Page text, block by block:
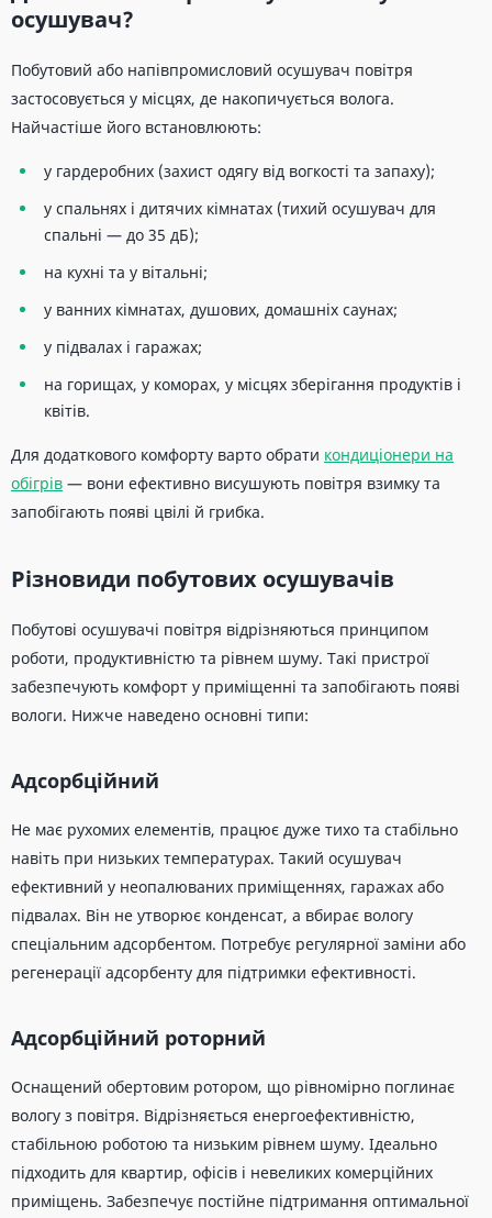
осушувач?
Побутовий або напівпромисловий осушувач повітря
застосовується у місцях, де накопичується волога.
Найчастіше його встановлюють:
у гардеробних (захист одягу від вогкості та запаху);
у спальнях і дитячих кімнатах (тихий осушувач для
спальні — до 35 дБ);
на кухні та у вітальні;
у ванних кімнатах, душових, домашніх саунах;
у підвалах і гаражах;
на горищах, у коморах, у місцях зберігання продуктів і
квітів.
Для додаткового комфорту варто обрати кондиціонери на
обігрів — вони ефективно висушують повітря взимку та
запобігають появі цвілі й грибка.
Різновиди побутових осушувачів
Побутові осушувачі повітря відрізняються принципом
роботи, продуктивністю та рівнем шуму. Такі пристрої
забезпечують комфорт у приміщенні та запобігають появі
вологи. Нижче наведено основні типи:
Адсорбційний
Не має рухомих елементів, працює дуже тихо та стабільно
навіть при низьких температурах. Такий осушувач
ефективний у неопалюваних приміщеннях, гаражах або
підвалах. Він не утворює конденсат, а вбирає вологу
спеціальним адсорбентом. Потребує регулярної заміни або
регенерації адсорбенту для підтримки ефективності.
Адсорбційний роторний
Оснащений обертовим ротором, що рівномірно поглинає
вологу з повітря. Відрізняється енергоефективністю,
стабільною роботою та низьким рівнем шуму. Ідеально
підходить для квартир, офісів і невеликих комерційних
приміщень. Забезпечує постійне підтримання оптимальної